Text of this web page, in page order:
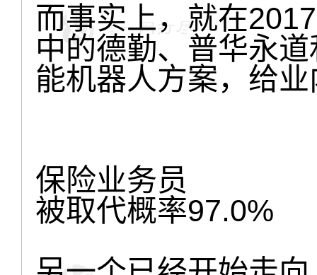
而事实上，就在
中的德勤、普华永
能机器人方案，给
保险业务员
被取代概率97.0%